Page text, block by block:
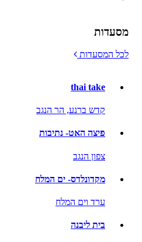
מסעדות
לכל המסעדות
thai take
קדש ברנע, הר הנגב
פיצה האט- נתיבות
צפון הנגב
מקדונלדס- ים המלח
ערד וים המלח
בית ליבנה